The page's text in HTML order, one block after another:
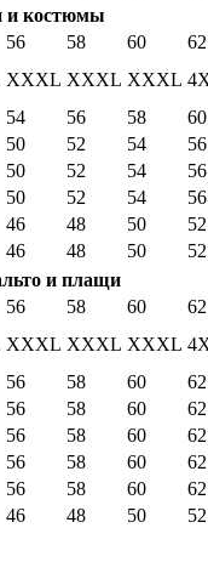
и костюмы
56 58 60
62
XXXL XXXL XXXL
54 56 58
60
50 52 54
56
50 52 54
56
50 52 54
56
46 48 50
52
46 48 50
52
и плащи
56 58 60
62
XXXL XXXL XXXL
56 58 60
62
56 58 60
62
56 58 60
62
56 58 60
62
56 58 60
62
46 48 50 52